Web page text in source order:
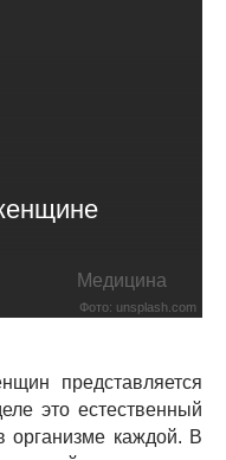
Медицина
Фото: unsplash.com
представляется
это естественный
организме каждой. В